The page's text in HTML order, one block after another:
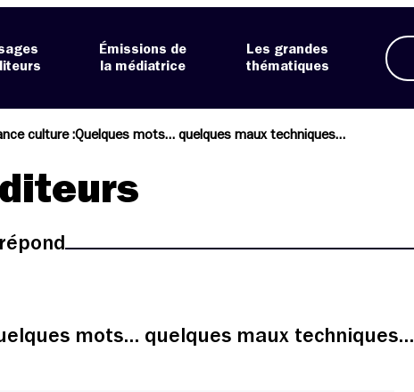
Émissions de
la médiatrice
Les grandes
thématiques
culture :Quelques mots… quelques maux techniques…
mots… quelques maux techniques…